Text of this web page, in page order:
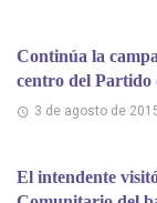
Continúa la
centro del Partido
3 de agosto de
El intendente